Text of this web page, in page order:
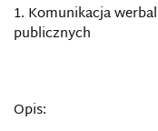
Komunikacja
publicznych
Opis: